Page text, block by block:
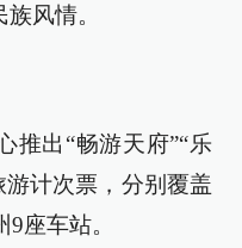
风情。
推出“畅游天府”“乐
游计次票，分别覆盖
座车站。